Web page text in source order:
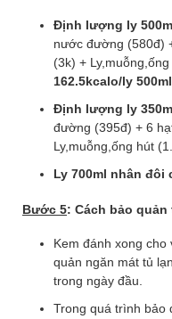
Định lượng ly
nước đường (580đ)
(3k) +
162.5kcalo/ly 500ml
Định lượng ly
đường (395đ) + 6
Ly,muỗng,ống hút
Ly 700ml nhân đôi
Bước 5: Cách bảo quản
Kem đánh xong
quản ngăn mát tủ
trong ngày đầu.
Trong quá trình bảo